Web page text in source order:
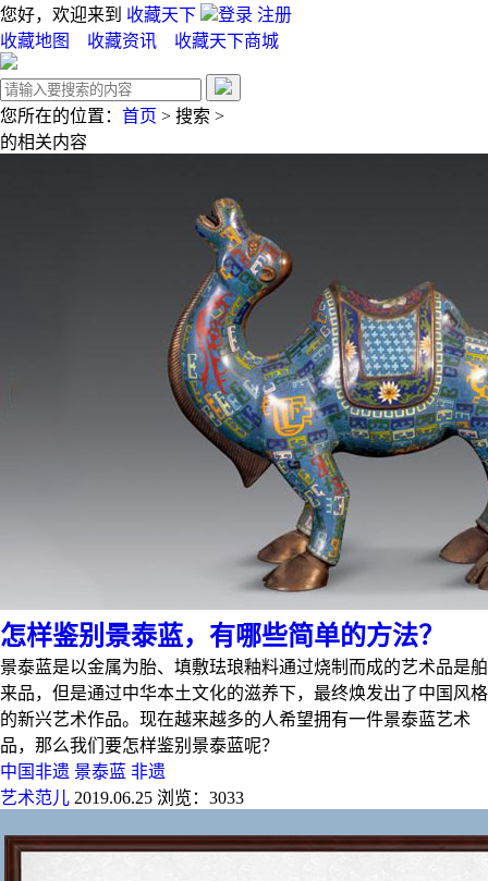
您好，欢迎来到 收藏天下 登录 注册
收藏地图
收藏资讯 收藏天下商城
您所在的位置： 首页 > 搜索 >
的相关内容
怎样鉴别景泰蓝，有哪些简单的方法？
景泰蓝是以金属为胎、填敷珐琅釉料通过烧制而成的艺术品是舶
来品，但是通过中华本土文化的滋养下，最终焕发出了中国风格
的新兴艺术作品。现在越来越多的人希望拥有一件景泰蓝艺术
品，那么我们要怎样鉴别景泰蓝呢？
中国非遗 景泰蓝 非遗
艺术范儿 2019.06.25 浏览：3033